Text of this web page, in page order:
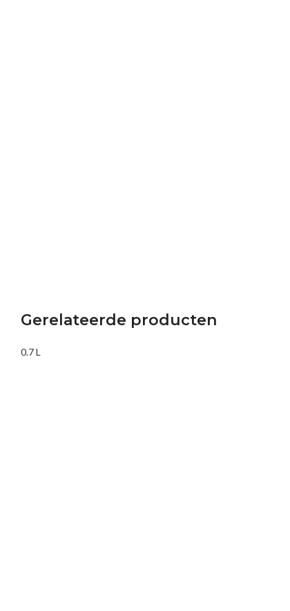
Gerelateerde producten
0.7 L